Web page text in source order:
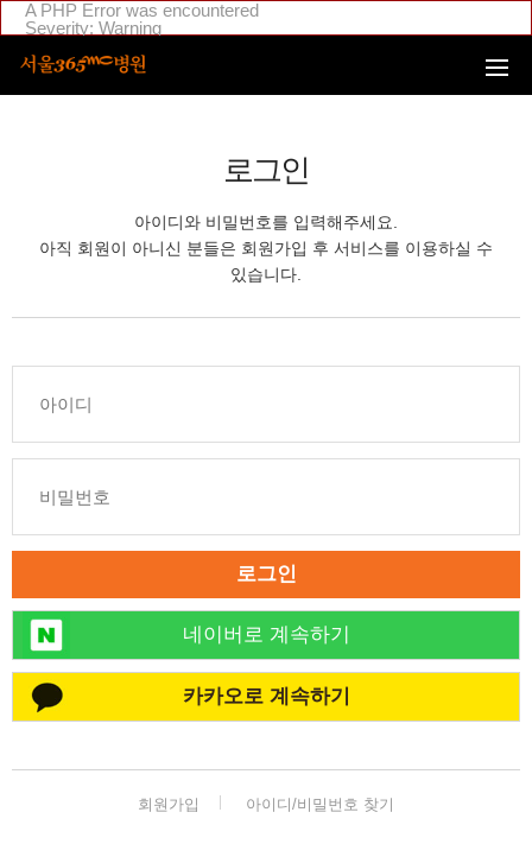
A PHP Error was encountered
Severity: Warning
Filename: _inc/header_body.php
Backtrace:
Function: include
File:
/home/login/public_html/application/views/mobile/seoul/_inc/
Function: include
Function: view
/home/login/public_html/application/controllers/member/
Line: 633
Function: view_print
File: /home/login/public_html/index.php
Function: require_once
본문 바로가기
로그인
아이디와 비밀번호를 입력해주세요.
아직 회원이 아니신 분들은 회원가입 후 서비스를 이용하실 수
있습니다.
로그인
네이버로 계속하기
카카오로 계속하기
회원가입 아이디/비밀번호 찾기